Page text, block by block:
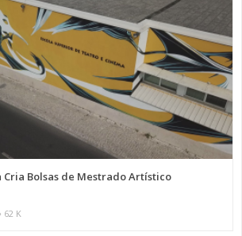
Bolsas de Mestrado Artístico
62 K